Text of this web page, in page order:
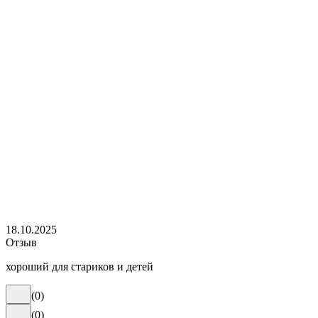
18.10.2025
Отзыв
хороший для стариков и детей
(0)
(0)